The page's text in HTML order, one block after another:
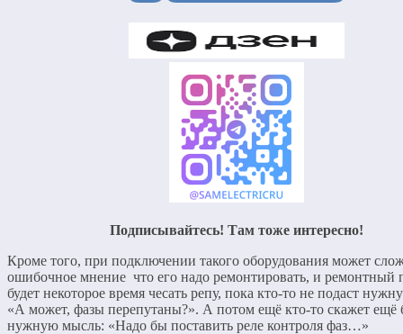
Подписывайтесь! Там тоже интересно!
Кроме того, при подключении такого оборудования может
ошибочное мнение что его надо ремонтировать, и ремонтный
будет некоторое время чесать репу, пока кто-то не подаст
«А может, фазы перепутаны?». А потом ещё кто-то скажет ещё
нужную мысль: «Надо бы поставить реле контроля фаз…»